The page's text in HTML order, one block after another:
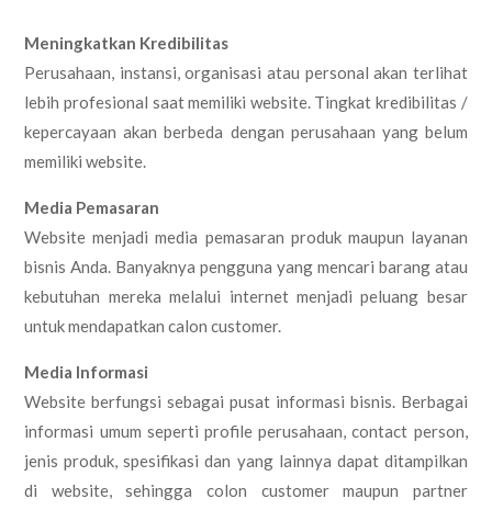
Meningkatkan Kredibilitas
Perusahaan, instansi, organisasi atau personal akan terlihat
lebih profesional saat memiliki website. Tingkat kredibilitas /
kepercayaan akan berbeda dengan perusahaan yang belum
memiliki website.
Media Pemasaran
Website menjadi media pemasaran produk maupun layanan
bisnis Anda. Banyaknya pengguna yang mencari barang atau
kebutuhan mereka melalui internet menjadi peluang besar
untuk mendapatkan calon customer.
Media Informasi
Website berfungsi sebagai pusat informasi bisnis. Berbagai
informasi umum seperti profile perusahaan, contact person,
jenis produk, spesifikasi dan yang lainnya dapat ditampilkan
di website, sehingga colon customer maupun partner